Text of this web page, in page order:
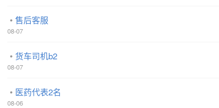
售后客服
08-07
货车司机b2
08-07
医药代表2名
08-06